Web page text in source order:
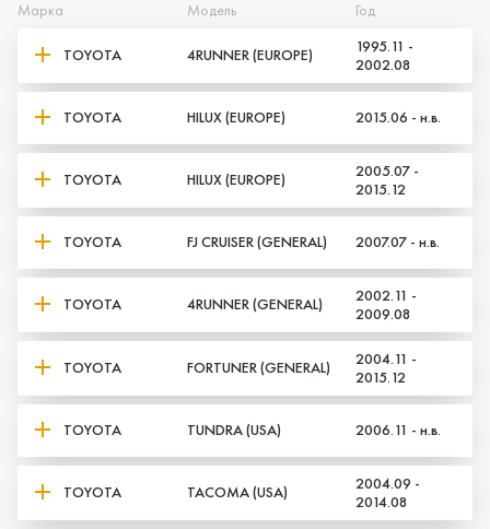
Марка Модель Год
TOYOTA 4RUNNER (EUROPE)
1995.11 -
2002.08
TOYOTA HILUX (EUROPE) 2015.06 - н.в.
TOYOTA HILUX (EUROPE)
2005.07 -
2015.12
TOYOTA FJ CRUISER (GENERAL) 2007.07 - н.в.
TOYOTA 4RUNNER (GENERAL)
2002.11 -
2009.08
TOYOTA FORTUNER (GENERAL)
2004.11 -
2015.12
TOYOTA TUNDRA (USA) 2006.11 - н.в.
TOYOTA TACOMA (USA)
2004.09 -
2014.08